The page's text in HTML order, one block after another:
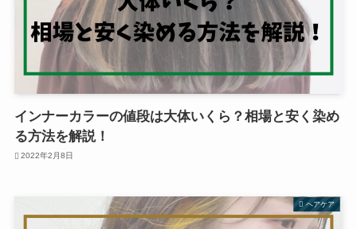
インナーカラーの値段は大体いくら？相場と安く染め
る方法を解説！
2022年2月8日
ヘアケア